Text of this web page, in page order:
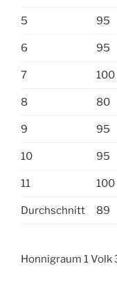
5 95
6 95
7 100
8 80
9 95
10 95
11 100
Durchschnitt 89
Honnigraum 1 Volk